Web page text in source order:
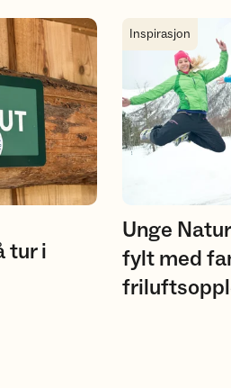
ved Lillehammer
tur i
Unge
Inspirasjon
Unge
fylt med